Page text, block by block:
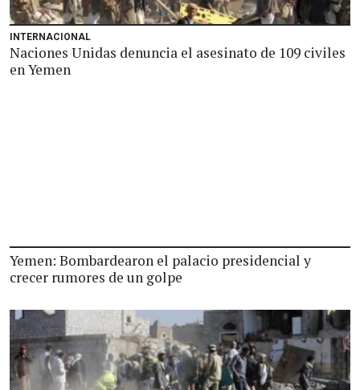
INTERNACIONAL
Naciones Unidas denuncia el asesinato de 109 civiles
en Yemen
Yemen: Bombardearon el palacio presidencial y
crecer rumores de un golpe